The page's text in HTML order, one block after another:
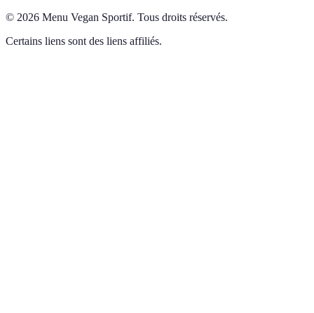
© 2026 Menu Vegan Sportif. Tous droits réservés.
Certains liens sont des liens affiliés.